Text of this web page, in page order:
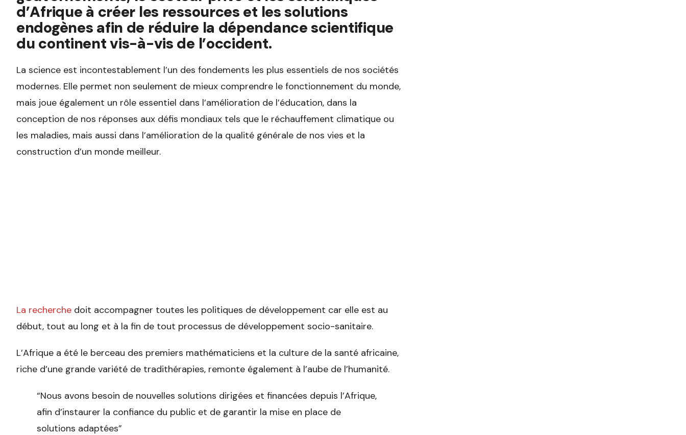
d’Afrique à créer les ressources et les solutions
endogènes afin de réduire la dépendance scientifique
du continent vis-à-vis de l’occident.
La science est incontestablement l’un des fondements les plus essentiels de nos sociétés
modernes. Elle permet non seulement de mieux comprendre le fonctionnement du monde,
mais joue également un rôle essentiel dans l’amélioration de l’éducation, dans la
conception de nos réponses aux défis mondiaux tels que le réchauffement climatique ou
les maladies, mais aussi dans l’amélioration de la qualité générale de nos vies et la
construction d’un monde meilleur.
La recherche doit accompagner toutes les politiques de développement car elle est au
début, tout au long et à la fin de tout processus de développement socio-sanitaire.
L’Afrique a été le berceau des premiers mathématiciens et la culture de la santé africaine,
riche d’une grande variété de tradithérapies, remonte également à l’aube de l’humanité.
“Nous avons besoin de nouvelles solutions dirigées et financées depuis l’Afrique,
afin d’instaurer la confiance du public et de garantir la mise en place de
solutions adaptées”